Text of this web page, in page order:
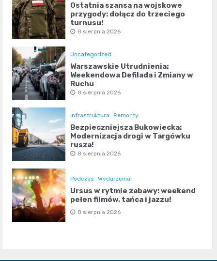
Ostatnia szansa na wojskowe
przygody: dołącz do trzeciego
turnusu!
8 sierpnia 2026
Uncategorized
Warszawskie Utrudnienia:
Weekendowa Defilada i Zmiany w
Ruchu
8 sierpnia 2026
Infrastruktura Remonty
Bezpieczniejsza Bukowiecka:
Modernizacja drogi w Targówku
rusza!
8 sierpnia 2026
Podczas Wydarzenia
Ursus w rytmie zabawy: weekend
pełen filmów, tańca i jazzu!
8 sierpnia 2026